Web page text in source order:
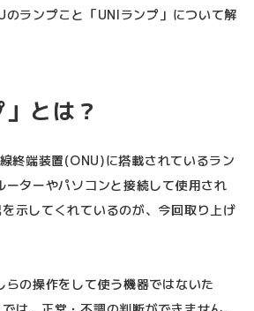
ランプこと「UNIランプ」について解
とは？
終端装置(ONU)に搭載されているラン
ーターやパソコンと接続して使用され
示してくれているのが、今回取り上げ
の操作をして使う機器ではないた